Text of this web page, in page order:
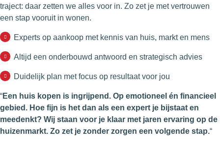
traject: daar zetten we alles voor in. Zo zet je met vertrouwen
een stap vooruit in wonen.
Experts op aankoop met kennis van huis, markt en mens
Altijd een onderbouwd antwoord en strategisch advies
Duidelijk plan met focus op resultaat voor jou
“Een huis kopen is ingrijpend. Op emotioneel én financieel
gebied. Hoe fijn is het dan als een expert je bijstaat en
meedenkt? Wij staan voor je klaar met jaren ervaring op de
huizenmarkt. Zo zet je zonder zorgen een volgende stap.“